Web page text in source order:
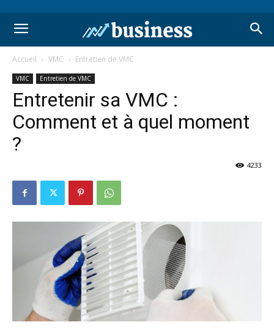
Accueil VMC Entretien de VMC
VMC Entretien de VMC
Entretenir sa VMC :
Comment et à quel moment
?
4233